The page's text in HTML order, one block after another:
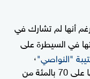
أنها لم تشارك في
في السيطرة على
"النواصي"،
ومجموعات التاجوري، لتفرض هيمنتها على 70 بالمئة من